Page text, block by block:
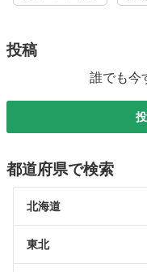
投稿
誰でも今
都道府県で検索
北海道
東北